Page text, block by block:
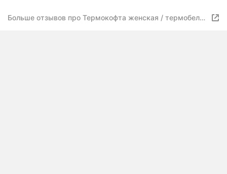
Больше отзывов про Термокофта женская / термобелье